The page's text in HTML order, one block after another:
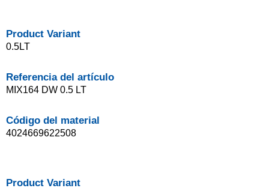
Product Variant
0.5LT
Referencia del artículo
MIX164 DW 0.5 LT
Código del material
4024669622508
Product Variant